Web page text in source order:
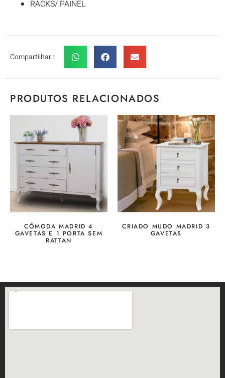
RACKS/ PAINEL
Compartilhar :
PRODUTOS RELACIONADOS
CÔMODA MADRID 4
GAVETAS E 1 PORTA SEM
RATTAN
CRIADO MUDO MADRID 3
GAVETAS